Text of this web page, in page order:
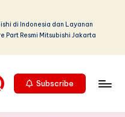
di Indonesia dan Layanan
Part Resmi Mitsubishi Jakarta
Subscribe